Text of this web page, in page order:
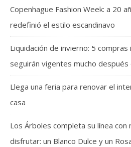
Copenhague Fashion Week: a 20
redefinió el estilo escandinavo
Liquidación de invierno: 5
seguirán vigentes mucho
Llega una feria para renovar el
casa
Los Árboles completa su línea
disfrutar: un Blanco Dulce y un